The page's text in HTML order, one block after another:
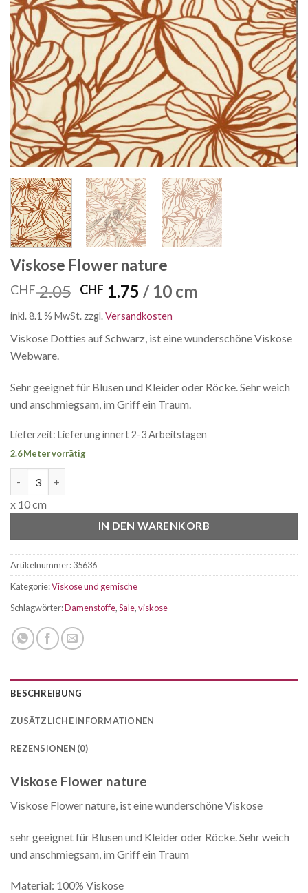
Viskose Flower nature
CHF2.05 Ursprünglicher
Preis
war:
CHF 2.05
CHF 1.75 Aktueller
Preis
ist:
CHF 1.75.
/ 10 cm
inkl. 8.1 % MwSt. zzgl.Versandkosten
Viskose Dotties auf Schwarz, ist eine wunderschöne Viskose
Webware.
Sehr geeignet für Blusen und Kleider oder Röcke. Sehr weich
und anschmiegsam, im Griff ein Traum.
Lieferzeit: Lieferung innert 2-3 Arbeitstagen
2.6 Meter vorrätig
x 10 cm
IN DEN WARENKORB
Artikelnummer:35636
Kategorie:Viskose und gemische
Schlagwörter:Damenstoffe,Sale,viskose
BESCHREIBUNG
ZUSÄTZLICHE INFORMATIONEN
REZENSIONEN (0)
Viskose Flower nature
Viskose Flower nature, ist eine wunderschöne Viskose
sehr geeignet für Blusen und Kleider oder Röcke. Sehr weich
und anschmiegsam, im Griff ein Traum
Material: 100% Viskose